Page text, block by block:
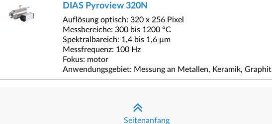
DIAS Pyroview 320N
Auflösung optisch: 320 x 256 Pixel
Messbereiche: 300 bis 1200 °C
Spektralbareich: 1,4 bis 1,6 µm
Messfrequenz: 100 Hz
Fokus: motor
Anwendungsgebiet: Messung an Metallen, Keramik, Graphit
Seitenanfang